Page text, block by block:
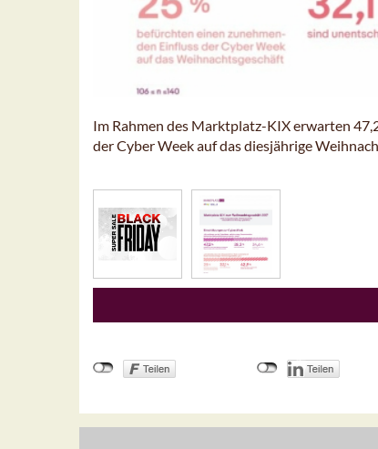
Im Rahmen des Marktplatz-KIX erwarten
der Cyber Week auf das diesjährige